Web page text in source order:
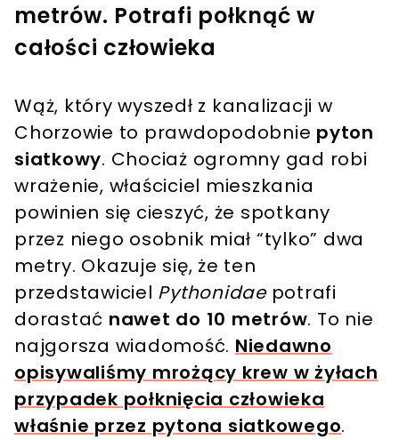
metrów. Potrafi połknąć w
całości człowieka
Wąż, który wyszedł z kanalizacji w
Chorzowie to prawdopodobnie pyton
siatkowy. Chociaż ogromny gad robi
wrażenie, właściciel mieszkania
powinien się cieszyć, że spotkany
przez niego osobnik miał “tylko” dwa
metry. Okazuje się, że ten
przedstawiciel Pythonidaepotrafi
dorastać nawet do 10 metrów. To nie
najgorsza wiadomość. Niedawno
opisywaliśmy mrożący krew w żyłach
przypadek połknięcia człowieka
właśnie przez pytona siatkowego.